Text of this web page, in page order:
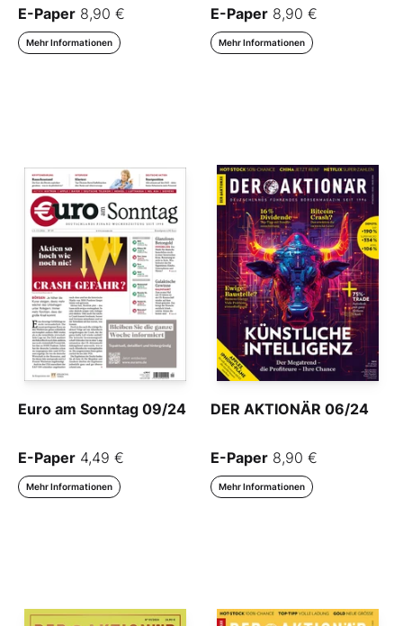
E-Paper 8,90 €
Mehr Informationen
E-Paper 8,90 €
Mehr Informationen
Euro am Sonntag 09/24
E-Paper 4,49 €
Mehr Informationen
DER AKTIONÄR 06/24
E-Paper 8,90 €
Mehr Informationen